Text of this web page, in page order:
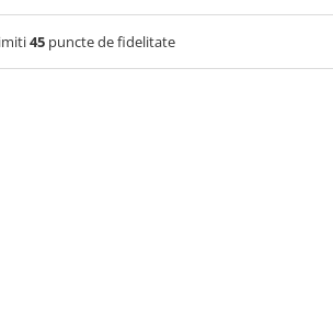
45 puncte de fidelitate